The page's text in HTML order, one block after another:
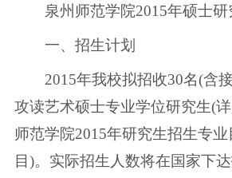
泉州师范学院2015年硕士研
一、招生计划
2015年我校拟招收30名(含
攻读艺术硕士专业学位研究生(
师范学院2015年研究生招生专
目)。实际招生人数将在国家下